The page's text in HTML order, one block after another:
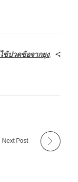
ไข้ปวดข้อจากยุง,
Next Post